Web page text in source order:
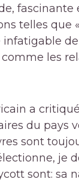
fascinante
telles que
infatigable
les
a
du pays
sont
je
sont: sa